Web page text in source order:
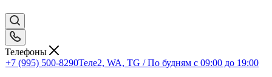
Телефоны
+7 (995) 500-8290Теле2, WA, TG / По будням c 09:00 до 19:00